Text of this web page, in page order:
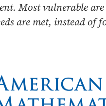
Most vulnerable
are met, instead of